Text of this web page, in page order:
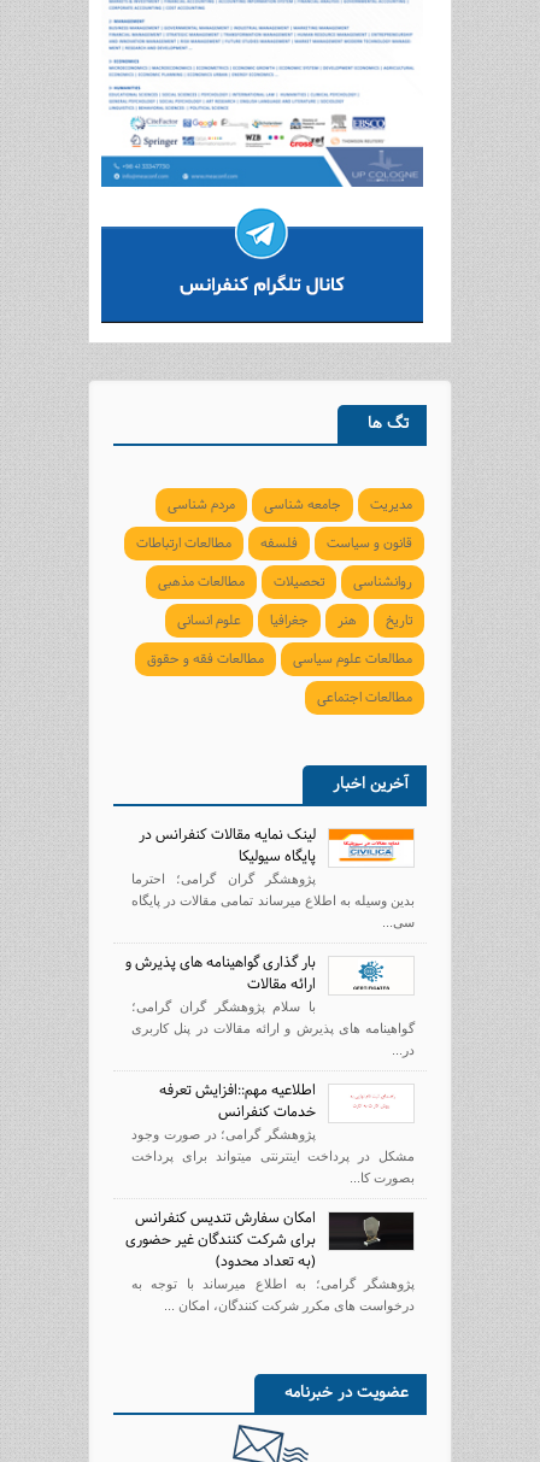
تگ ها
مدیریت جامعه شناسی
مردم شناسی
قانون و سیاست
فلسفه
مطالعات ارتباطات
روانشناسی
تحصیلات
مطالعات مذهبی
تاریخ
هنر جغرافیا
علوم انسانی
مطالعات علوم سیاسی
مطالعات فقه و حقوق
مطالعات اجتماعی
آخرین اخبار
لینک نمایه مقالات کنفرانس در
پایگاه سیولیکا
پژوهشگر گران گرامی؛ احترما
بدین وسیله به اطلاع میرساند تمامی مقالات در پایگاه
سی...
بار گذاری گواهینامه های پذیرش و
ارائه مقالات
با سلام پژوهشگر گران گرامی؛
گواهینامه های پذیرش و ارائه مقالات در پنل کاربری
در...
اطلاعیه مهم::افزایش تعرفه
خدمات کنفرانس
پژوهشگر گرامی؛ در صورت وجود
مشکل در پرداخت اینترنتی میتواند برای پرداخت
بصورت کا...
امکان سفارش تندیس کنفرانس
برای شرکت کنندگان غیر حضوری
(به تعداد محدود)
پژوهشگر گرامی؛ به اطلاع میرساند با توجه به
درخواست های مکرر شرکت کنندگان، امکان ...
عضویت در خبرنامه